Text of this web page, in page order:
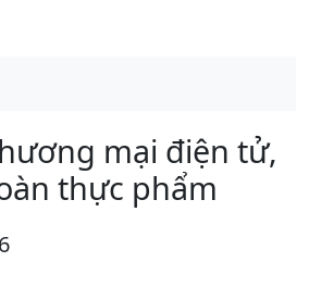
mại điện tử,
thực phẩm